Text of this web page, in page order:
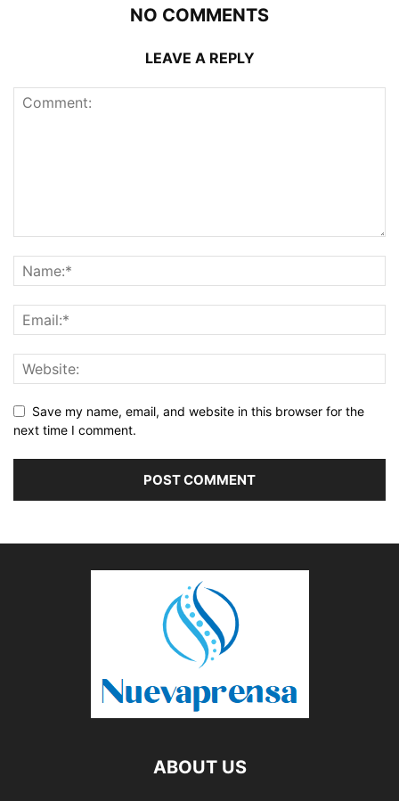
NO COMMENTS
LEAVE A REPLY
Save my name, email, and website in this browser for the
next time I comment.
ABOUT US